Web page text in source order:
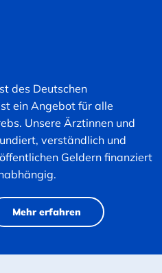
des Deutschen
ein Angebot für alle
Unsere Ärztinnen und
verständlich und
Geldern finanziert
Mehr erfahren